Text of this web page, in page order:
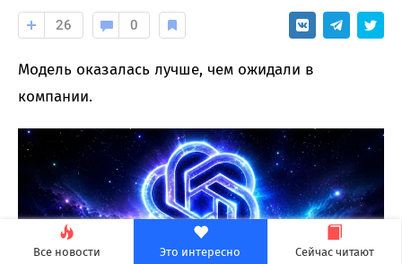
Все новости Это интересно Сейчас читают
26 0
Модель оказалась лучше, чем ожидали в
компании.